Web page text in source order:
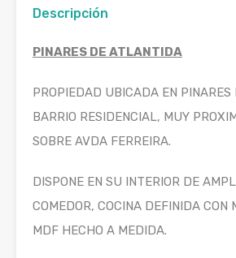
Descripción
PINARES DE ATLANTIDA
PROPIEDAD UBICADA EN
BARRIO RESIDENCIAL, MUY
SOBRE AVDA FERREIRA.
DISPONE EN SU INTERIOR DE
COMEDOR, COCINA DEFINIDA CON
MDF HECHO A MEDIDA.